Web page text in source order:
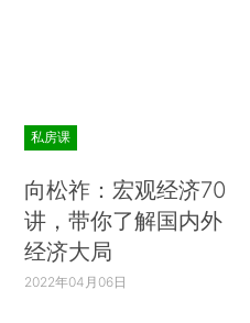
私房课
向松祚：宏观经济70
讲，带你了解国内外
经济大局
2022年04月06日